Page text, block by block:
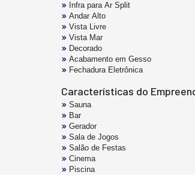
Infra para Ar Split
Andar Alto
Vista Livre
Vista Mar
Decorado
Acabamento em Gesso
Fechadura Eletrônica
Características do
Sauna
Bar
Gerador
Sala de Jogos
Salão de Festas
Cinema
Piscina